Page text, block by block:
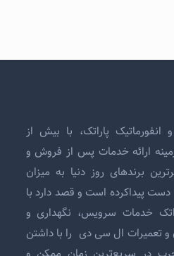
پاراتک، با بیش از
برندهای روز دنیا به میزان
پیداکرده است و قصد دارد با
خدمات سرویس، نگهداری و
وتعمیرات ال سی دی را با داشتن